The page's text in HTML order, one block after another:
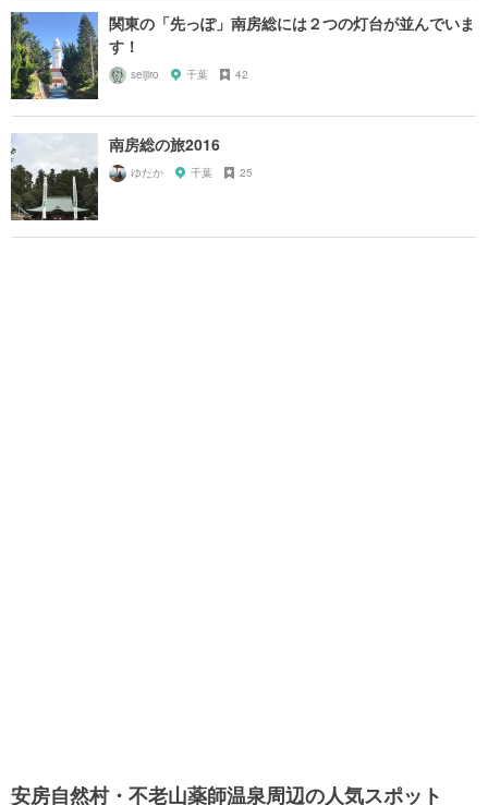
関東の「先っぽ」南房総には２つの灯台が並んでいま
す！
seijiro 千葉 42
南房総の旅2016
ゆたか 千葉 25
安房自然村・不老山薬師温泉周辺の人気スポット